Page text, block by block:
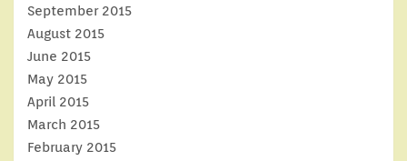
September 2015
August 2015
June 2015
May 2015
April 2015
March 2015
February 2015